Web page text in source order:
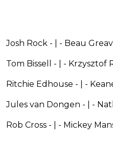
Josh Rock - | - Beau
Tom Bissell - | - Krzysztof
Ritchie Edhouse - | -
Jules van Dongen - | -
Rob Cross - | - Mickey